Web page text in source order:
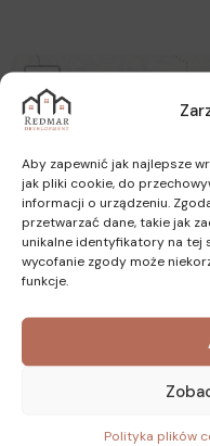
Aby zapewnić jak najlepsze
jak pliki cookie, do
informacji o urządzeniu.
przetwarzać dane, takie jak
unikalne identyfikatory na tej
wycofanie zgody może
funkcje.
Polityka plików
+
−